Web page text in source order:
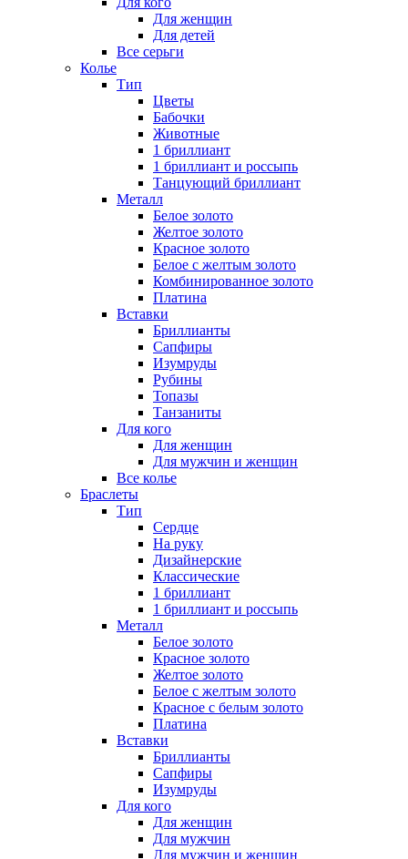
Для женщин
Для детей
Все серьги
Колье
Тип
Цветы
Бабочки
Животные
1 бриллиант
1 бриллиант и россыпь
Танцующий бриллиант
Металл
Белое золото
Желтое золото
Красное золото
Белое с желтым золото
Комбинированное золото
Платина
Вставки
Бриллианты
Сапфиры
Изумруды
Рубины
Топазы
Танзаниты
Для кого
Для женщин
Для мужчин и женщин
Все колье
Браслеты
Тип
Сердце
На руку
Дизайнерские
Классические
1 бриллиант
1 бриллиант и россыпь
Металл
Белое золото
Красное золото
Желтое золото
Белое с желтым золото
Красное с белым золото
Платина
Вставки
Бриллианты
Сапфиры
Изумруды
Для кого
Для женщин
Для мужчин
Для мужчин и женщин